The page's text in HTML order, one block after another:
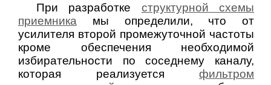
При разработке структурной схемы
приемника мы определили, что от
усилителя второй промежуточной частоты
кроме обеспечения необходимой
избирательности по соседнему каналу,
которая реализуетсяфильтром